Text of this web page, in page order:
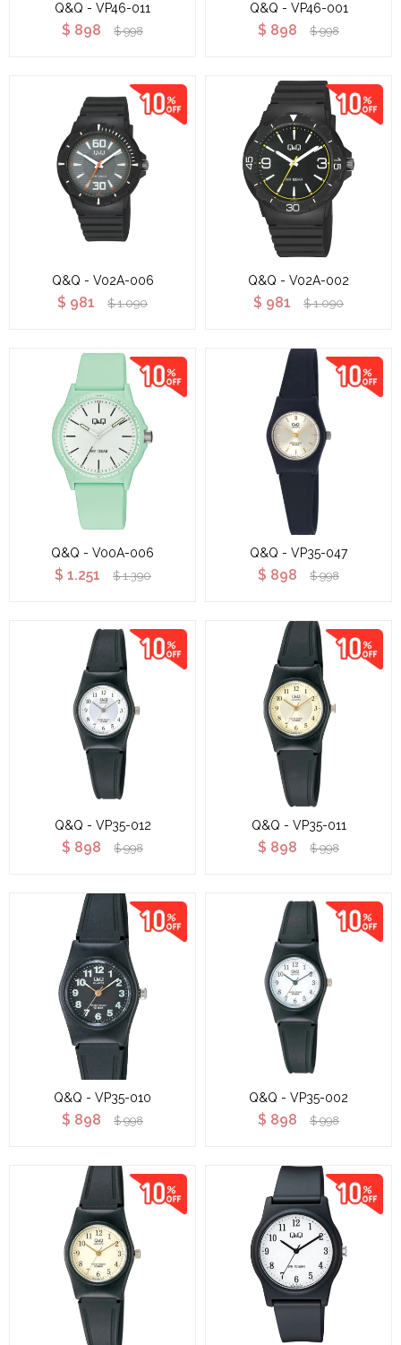
Q&Q - VP46-011
$ 898 $ 998
Q&Q - VP46-001
$ 898 $ 998
Q&Q - V02A-006
$ 981 $ 1.090
Q&Q - V02A-002
$ 981 $ 1.090
Q&Q - V00A-006
$ 1.251 $ 1.390
Q&Q - VP35-047
$ 898 $ 998
Q&Q - VP35-012
$ 898 $ 998
Q&Q - VP35-011
$ 898 $ 998
Q&Q - VP35-010
$ 898 $ 998
Q&Q - VP35-002
$ 898 $ 998